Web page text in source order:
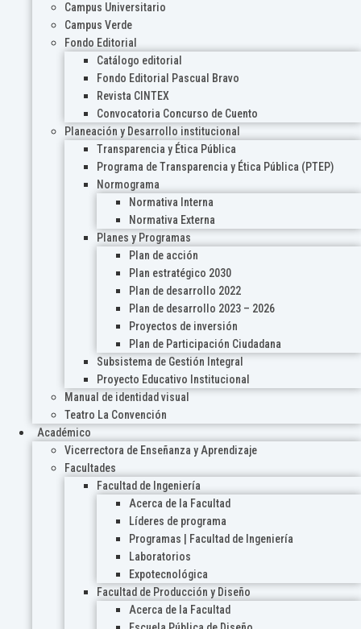
Campus Universitario
Campus Verde
Fondo Editorial
Catálogo editorial
Fondo Editorial Pascual Bravo
Revista CINTEX
Convocatoria Concurso de Cuento
Planeación y Desarrollo institucional
Transparencia y Ética Pública
Programa de Transparencia y Ética Pública (PTEP)
Normograma
Normativa Interna
Normativa Externa
Planes y Programas
Plan de acción
Plan estratégico 2030
Plan de desarrollo 2022
Plan de desarrollo 2023 – 2026
Proyectos de inversión
Plan de Participación Ciudadana
Subsistema de Gestión Integral
Proyecto Educativo Institucional
Manual de identidad visual
Teatro La Convención
Académico
Vicerrectora de Enseñanza y Aprendizaje
Facultades
Facultad de Ingeniería
Acerca de la Facultad
Líderes de programa
Programas | Facultad de Ingeniería
Laboratorios
Expotecnológica
Facultad de Producción y Diseño
Acerca de la Facultad